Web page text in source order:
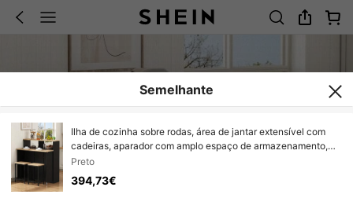
Semelhante
Ilha de cozinha sobre rodas, área de jantar extensível com
cadeiras, aparador com amplo espaço de armazenamento,
ideal para cozinha e sala de jantar como aparador (preto)
Preto
394,73€